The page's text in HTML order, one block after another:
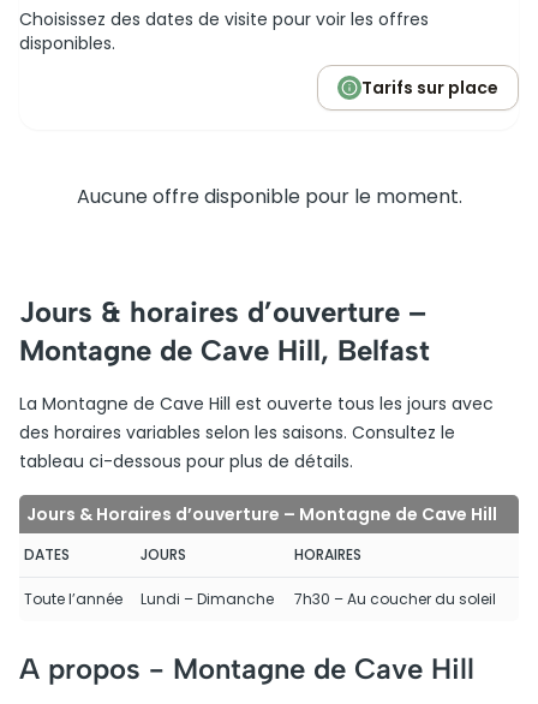
Choisissez des dates de visite pour voir les offres
disponibles.
Tarifs sur place
Aucune offre disponible pour le moment.
Jours & horaires d’ouverture –
Montagne de Cave Hill, Belfast
La Montagne de Cave Hill est ouverte tous les jours avec
des horaires variables selon les saisons. Consultez le
tableau ci-dessous pour plus de détails.
Jours & Horaires d’ouverture – Montagne de Cave Hill
DATES JOURS HORAIRES
Toute l’année Lundi – Dimanche 7h30 – Au coucher du soleil
A propos - Montagne de Cave Hill